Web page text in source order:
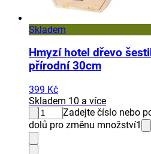
Skladem
Hmyzí hotel dřevo
přírodní 30cm
399 Kč
Skladem 10 a více
Zadejte číslo nebo
dolů pro změnu množství1